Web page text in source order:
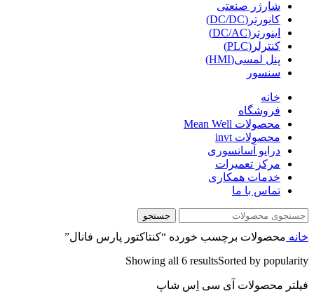
شارژر صنعتی
کانورتر(DC/DC)
اینورتر(DC/AC)
کنترلر(PLC)
پنل لمسی(HMI)
سنسور
خانه
فروشگاه
محصولات Mean Well
محصولات invt
درایو آسانسوری
مرکز تعمیرات
خدمات همکاری
تماس با ما
جستجو
خانه محصولات برچسب خورده “کنتاکتور پارس فانال”
Showing all 6 resultsSorted by popularity
فیلتر محصولات آی سی اِس شاپ